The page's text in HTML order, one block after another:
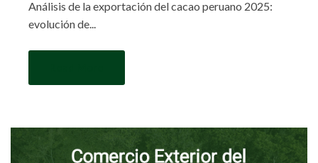
Análisis de la exportación del cacao peruano 2025:
evolución de...